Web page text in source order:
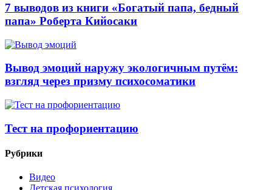
7 выводов из книги «Богатый папа, бедный
папа» Роберта Кийосаки
Вывод эмоций наружу экологичным путём:
взгляд через призму психосоматики
Тест на профориентацию
Рубрики
Видео